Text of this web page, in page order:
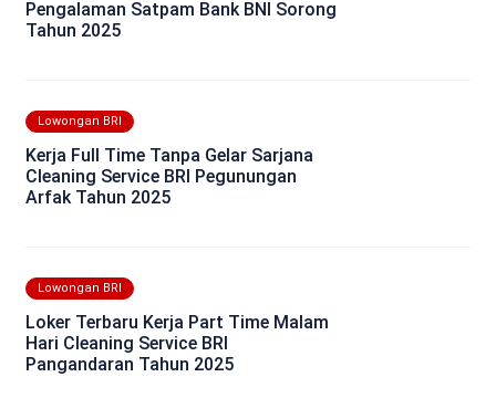
Pengalaman Satpam Bank BNI Sorong
Tahun 2025
Lowongan BRI
Kerja Full Time Tanpa Gelar Sarjana
Cleaning Service BRI Pegunungan
Arfak Tahun 2025
Lowongan BRI
Loker Terbaru Kerja Part Time Malam
Hari Cleaning Service BRI
Pangandaran Tahun 2025